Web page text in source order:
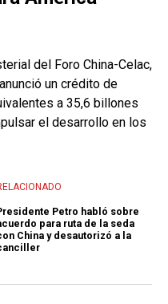
del Foro China-Celac,
un crédito de
a 35,6 billones
el desarrollo en los
Petro habló sobre
para ruta de la seda
China y desautorizó a la